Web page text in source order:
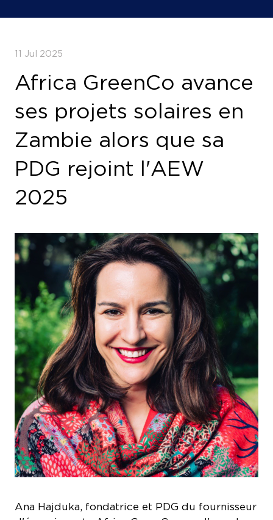
11 Jul 2025
Africa GreenCo avance
ses projets solaires en
Zambie alors que sa
PDG rejoint l'AEW
2025
Ana Hajduka, fondatrice et PDG du fournisseur